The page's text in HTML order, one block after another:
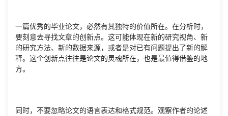
一篇优秀的毕业论文，必然有其独特的价值所在。在分析时，
要刻意去寻找文章的创新点。这可能体现在新的研究视角、新
的研究方法、新的数据来源，或者是对已有问题提出了新的解
释。这个创新点往往是论文的灵魂所在，也是最值得借鉴的地
方。
同时，不要忽略论文的语言表达和格式规范。观察作者的论述